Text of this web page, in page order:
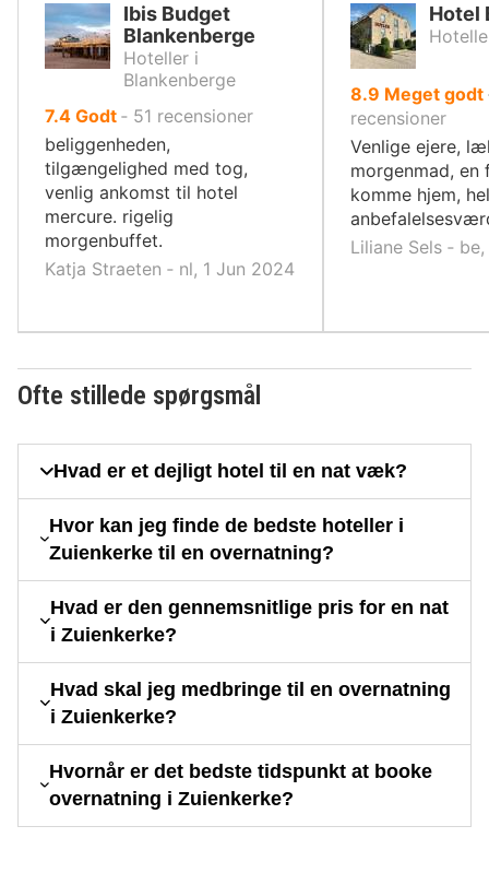
Ibis Budget
Blankenberge
Hoteller i
Blankenberge
7.4ud
af
10,
Godt ‐ 51 recensioner
beliggenheden,
tilgængelighed med tog,
venlig ankomst til hotel
mercure. rigelig
morgenbuffet.
Katja Straeten ‐ nl, 1 Jun 2024
Hotel
8.9 ud
af
10,
Meget godt
recensioner
Venlige ejere,
morgenmad, en
komme hjem,
Liliane Sels ‐
Ofte stillede spørgsmål
Hvad er et dejligt hotel til en nat væk?
Hvor kan jeg finde de bedste hoteller i
Zuienkerke til en overnatning?
Hvad er den gennemsnitlige pris for en nat
i Zuienkerke?
Hvad skal jeg medbringe til en overnatning
i Zuienkerke?
Hvornår er det bedste tidspunkt at booke
overnatning i Zuienkerke?